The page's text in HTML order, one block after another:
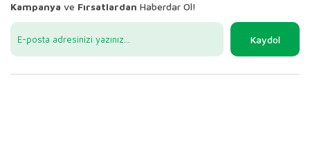
Kampanya ve Fırsatlardan Haberdar Ol!
Kaydol